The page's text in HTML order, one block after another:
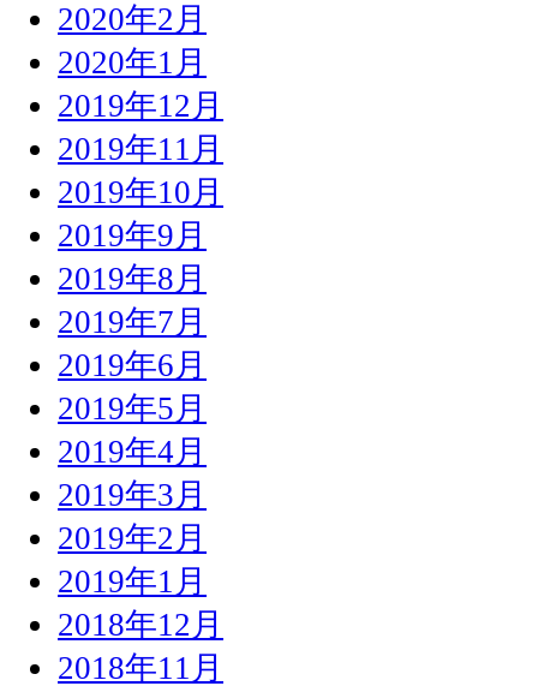
2020年2月
2020年1月
2019年12月
2019年11月
2019年10月
2019年9月
2019年8月
2019年7月
2019年6月
2019年5月
2019年4月
2019年3月
2019年2月
2019年1月
2018年12月
2018年11月